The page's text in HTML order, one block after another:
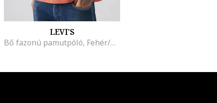
LEVI'S
Bő fazonú pamutpóló, Fehér/Koptatott piros